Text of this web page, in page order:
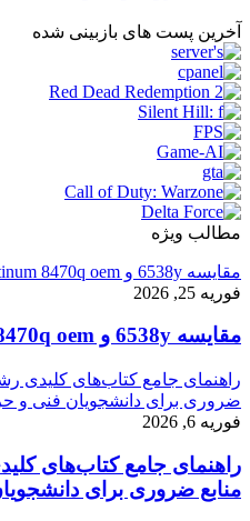
آخرین پست های بازبینی شده
مطالب ویژه
مقایسه 6538y و intel xeon platinum 8470q oem
فوریه 25, 2026
مقایسه 6538y و intel xeon platinum 8470q oem
راهنمای جامع کتاب‌های کلیدی
ضروری برای دانشجویان فنی و
فوریه 6, 2026
راهنمای جامع کتاب‌های
منابع ضروری برای